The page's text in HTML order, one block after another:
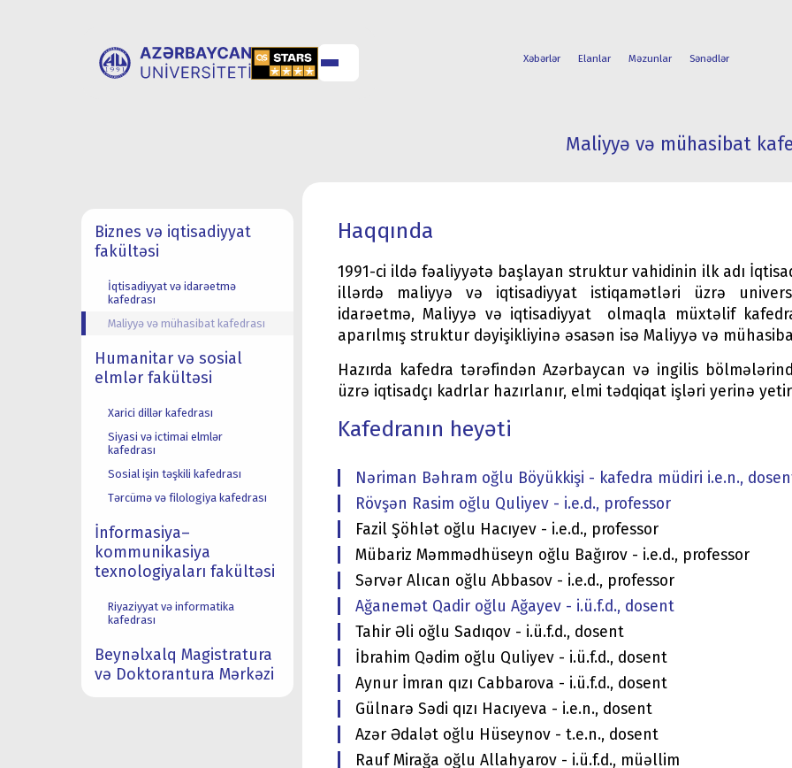
Xəbərlər Elanlar Məzunlar Sənədlər
Biznes və iqtisadiyyat
fakültəsi
İqtisadiyyat və idarəetmə
kafedrası
Maliyyə və mühasibat kafedrası
Humanitar və sosial
elmlər fakültəsi
Xarici dillər kafedrası
Siyasi və ictimai elmlər
kafedrası
Sosial işin təşkili kafedrası
Tərcümə və filologiya kafedrası
İnformasiya–
kommunikasiya
texnologiyaları fakültəsi
Riyaziyyat və informatika
kafedrası
Beynəlxalq Magistratura
və Doktorantura Mərkəzi
Maliyyə və mühasibat
Haqqında
1991-ci ildə fəaliyyətə başlayan struktur vahidinin ilk adı
illərdə maliyyə və iqtisadiyyat istiqamətləri üzrə
idarəetmə, Maliyyə və iqtisadiyyat olmaqla müxtəlif
aparılmış struktur dəyişikliyinə əsasən isə Maliyyə və
Hazırda kafedra tərəfindən Azərbaycan və ingilis
üzrə iqtisadçı kadrlar hazırlanır, elmi tədqiqat işləri yerinə
Kafedranın heyəti
Nəriman Bəhram oğlu Böyükkişi - kafedra müdiri i.e.n.,
Rövşən Rasim oğlu Quliyev - i.e.d., professor
Fazil Şöhlət oğlu Hacıyev - i.e.d., professor
Mübariz Məmmədhüseyn oğlu Bağırov - i.e.d., professor
Sərvər Alıcan oğlu Abbasov - i.e.d., professor
Ağanemət Qadir oğlu Ağayev - i.ü.f.d., dosent
Tahir Əli oğlu Sadıqov - i.ü.f.d., dosent
İbrahim Qədim oğlu Quliyev - i.ü.f.d., dosent
Aynur İmran qızı Cabbarova - i.ü.f.d., dosent
Gülnarə Sədi qızı Hacıyeva - i.e.n., dosent
Azər Ədalət oğlu Hüseynov - t.e.n., dosent
Rauf Mirağa oğlu Allahyarov - i.ü.f.d., müəllim